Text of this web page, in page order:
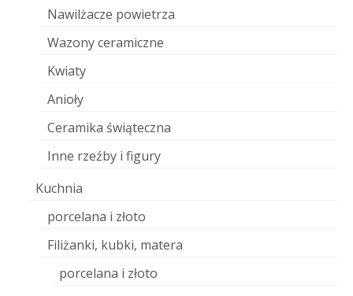
Nawilżacze powietrza
Wazony ceramiczne
Kwiaty
Anioły
Ceramika świąteczna
Inne rzeźby i figury
Kuchnia
porcelana i złoto
Filiżanki, kubki, matera
porcelana i złoto